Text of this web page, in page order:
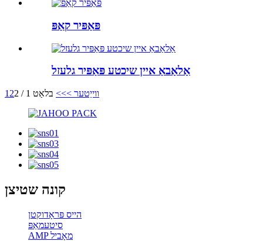
פּאַפּיר קאַפּ
אַלאַבאַ איין שיכטע פּאַפּיר גלעזל
1 2 ווייַטער >>> בלאַט 1 / 2
קונה שטיצן
הייס פּראָדוקטן
סיטעמאַפּ
AMP מאָביל